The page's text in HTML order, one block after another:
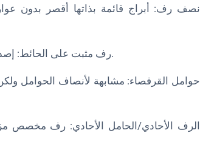
- رف مثبت على الحائط: إصدار مدمج ومناسب للميزانية يركب القوائم في الحائط. دعم مستقر.